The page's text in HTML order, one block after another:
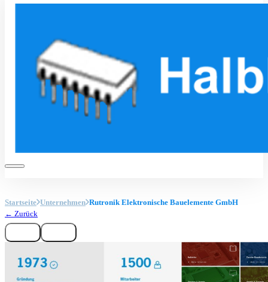
Startseite Unternehmen Rutronik Elektronische Bauelemente GmbH
← Zurück